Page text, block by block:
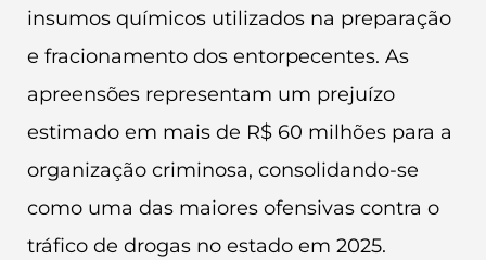
insumos químicos utilizados na preparação
e fracionamento dos entorpecentes. As
apreensões representam um prejuízo
estimado em mais de R$ 60 milhões para a
organização criminosa, consolidando-se
como uma das maiores ofensivas contra o
tráfico de drogas no estado em 2025.